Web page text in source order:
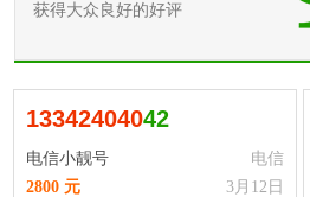
获得大众良好的好评
13342404042
电信小靓号
电信
3月12日
2800 元